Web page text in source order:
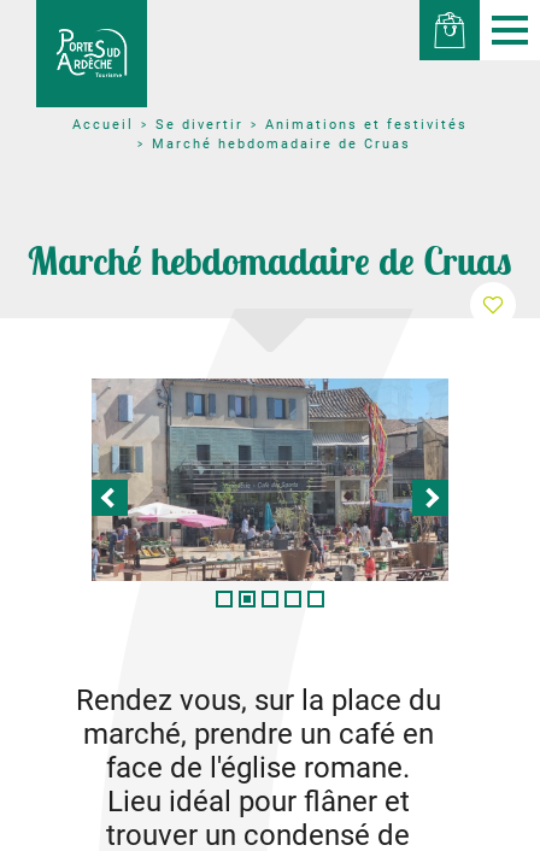
Accueil Se divertir
Animations et festivités
Marché hebdomadaire de Cruas
Marché hebdomadaire de Cruas
Rendez vous, sur la place du
marché, prendre un café en
face de l'église romane.
Lieu idéal pour flâner et
trouver un condensé de